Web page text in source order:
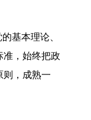
基本理论、
准，始终把政
则，成熟一